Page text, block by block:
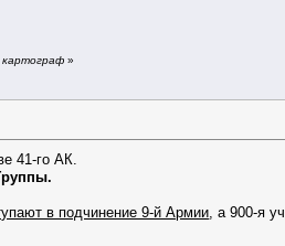
картограф »
41-го АК.
в подчинение 9-й Армии , а 900-я